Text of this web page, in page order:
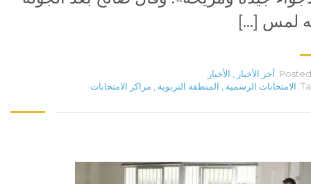
لمس […]
Posted آخر الأخبار
الأخبار
الامتحانات الرسمية المنطقة التربوية مراكز الامتحانات